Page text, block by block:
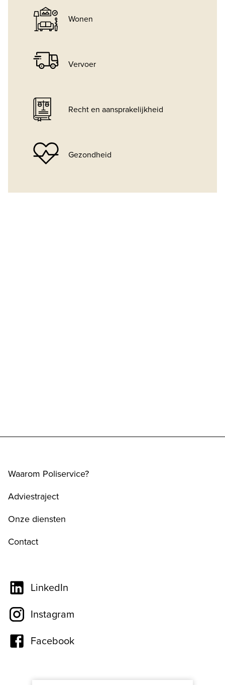
Wonen
Vervoer
Recht en aansprakelijkheid
Gezondheid
Waarom Poliservice?
Adviestraject
Onze diensten
Contact
LinkedIn
Instagram
Facebook